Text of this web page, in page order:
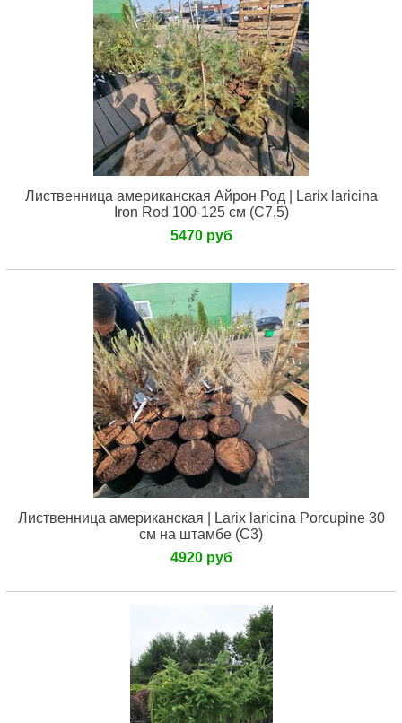
Лиственница американская Айрон Род | Larix laricina
Iron Rod 100-125 см (С7,5)
5470 руб
Лиственница американская | Larix laricina Porcupine 30
см на штамбе (С3)
4920 руб